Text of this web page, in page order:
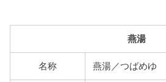
燕湯
名称 燕湯／つばめゆ